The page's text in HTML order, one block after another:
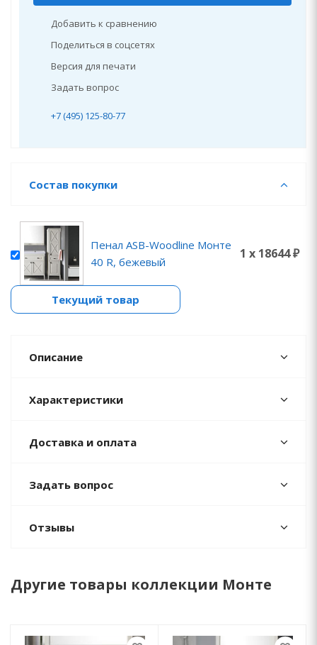
Добавить к сравнению
Поделиться в соцсетях
Версия для печати
Задать вопрос
+7 (495) 125-80-77
Состав покупки
Пенал ASB-Woodline Монте
40 R, бежевый
1 x 18644 ₽
Текущий товар
Описание
Характеристики
Доставка и оплата
Задать вопрос
Отзывы
Другие товары коллекции Монте